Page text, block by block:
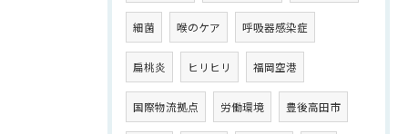
細菌 喉のケア 呼吸器感染症
扁桃炎 ヒリヒリ 福岡空港
国際物流拠点 労働環境 豊後高田市